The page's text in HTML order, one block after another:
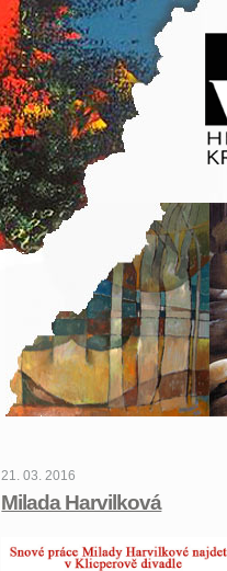
21. 03. 2016
Milada Harvilková